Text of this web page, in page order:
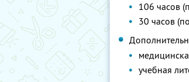
106 часов
30 часов
учебная